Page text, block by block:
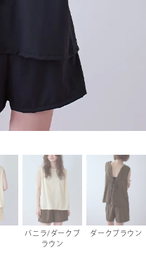
バニラ/ダークブ
ラウン
ダークブラウン